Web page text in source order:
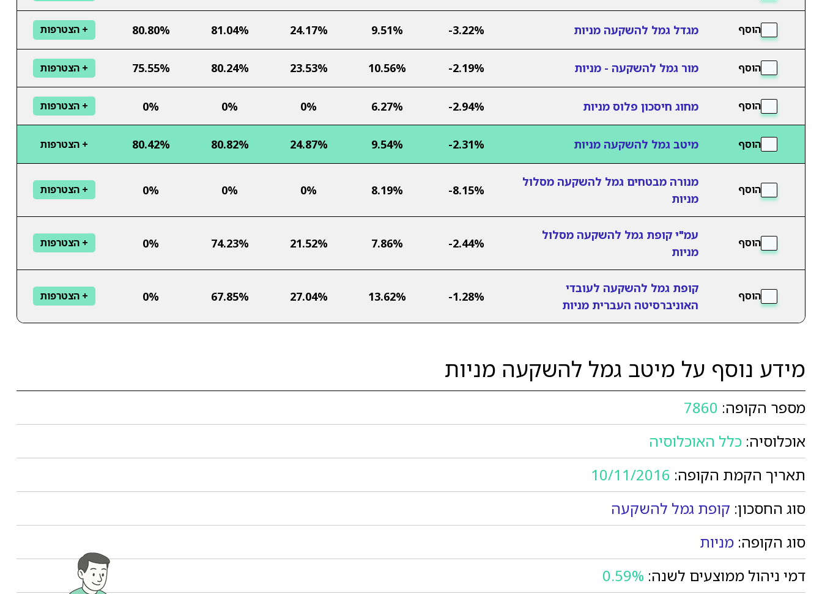
הוסף מגדל גמל להשקעה מניות -3.22%
9.51%
24.17%
81.04%
80.80% + הצטרפות
הוסף מור גמל להשקעה - מניות -2.19%
10.56%
23.53%
80.24%
75.55% + הצטרפות
הוסף מחוג חיסכון פלוס מניות -2.94%
6.27%
0%
0%
0% + הצטרפות
הוסף מיטב גמל להשקעה מניות -2.31%
9.54%
24.87%
80.82%
80.42% + הצטרפות
הוסף
מנורה מבטחים גמל להשקעה מסלול
מניות
-8.15%
8.19%
0%
0%
0% + הצטרפות
הוסף
עמ"י קופת גמל להשקעה מסלול
מניות
-2.44%
7.86%
21.52%
74.23%
0% + הצטרפות
הוסף
קופת גמל להשקעה לעובדי
האוניברסיטה העברית מניות
-1.28%
13.62%
27.04%
67.85%
0% + הצטרפות
מידע נוסף על מיטב גמל להשקעה מניות
מספר הקופה: 7860
אוכלוסיה: כלל האוכלוסיה
תאריך הקמת הקופה: 10/11/2016
סוג החסכון: קופת גמל להשקעה
סוג הקופה: מניות
דמי ניהול ממוצעים לשנה: 0.59%